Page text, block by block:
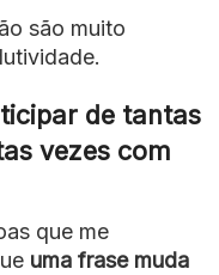
são muito
de tantas
vezes com
que me
uma frase muda